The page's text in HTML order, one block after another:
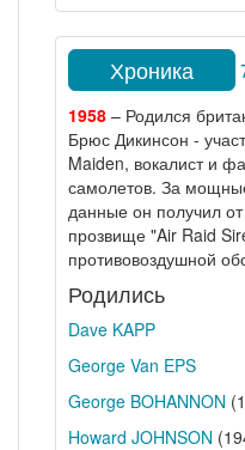
Хроника
1958– Родился
Брюс Дикинсон -
Maiden, вокалист и
самолетов. За
данные он получил
прозвище "Air Raid
противовоздушной
Родились
Dave KAPP
George Van EPS
George BOHANNON
Howard JOHNSON